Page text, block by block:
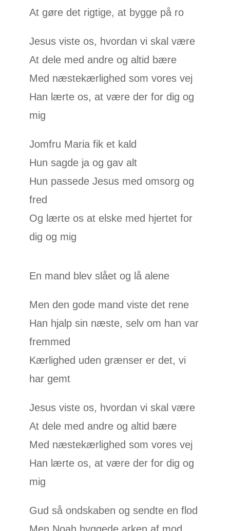
At gøre det rigtige, at bygge på ro
Jesus viste os, hvordan vi skal være
At dele med andre og altid bære
Med næstekærlighed som vores vej
Han lærte os, at være der for dig og
mig
Jomfru Maria fik et kald
Hun sagde ja og gav alt
Hun passede Jesus med omsorg og
fred
Og lærte os at elske med hjertet for
dig og mig
En mand blev slået og lå alene
Men den gode mand viste det rene
Han hjalp sin næste, selv om han var
fremmed
Kærlighed uden grænser er det, vi
har gemt
Jesus viste os, hvordan vi skal være
At dele med andre og altid bære
Med næstekærlighed som vores vej
Han lærte os, at være der for dig og
mig
Gud så ondskaben og sendte en flod
Men Noah byggede arken af mod